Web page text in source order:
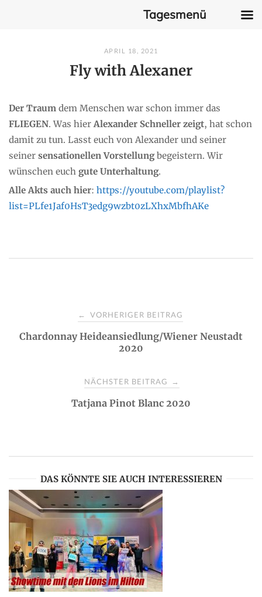
APRIL 18, 2021
Fly with Alexaner
Der Traum dem Menschen war schon immer das
FLIEGEN. Was hierAlexander Schneller zeigt, hat schon
damit zu tun. Lasst euch von Alexander und seiner
seiner sensationellen Vorstellungbegeistern. Wir
wünschen euch gute Unterhaltung.
Alle Akts auch hier: https://youtube.com/playlist?
list=PLfe1Jaf0HsT3edg9wzbt0zLXhxMbfhAKe
v
i
g
a
← VORHERIGER BEITRAG
Chardonnay Heideansiedlung/Wiener Neustadt
2020
NÄCHSTER BEITRAG →
Tatjana Pinot Blanc 2020
DAS KÖNNTE SIE AUCH INTERESSIEREN
Tagesmenü